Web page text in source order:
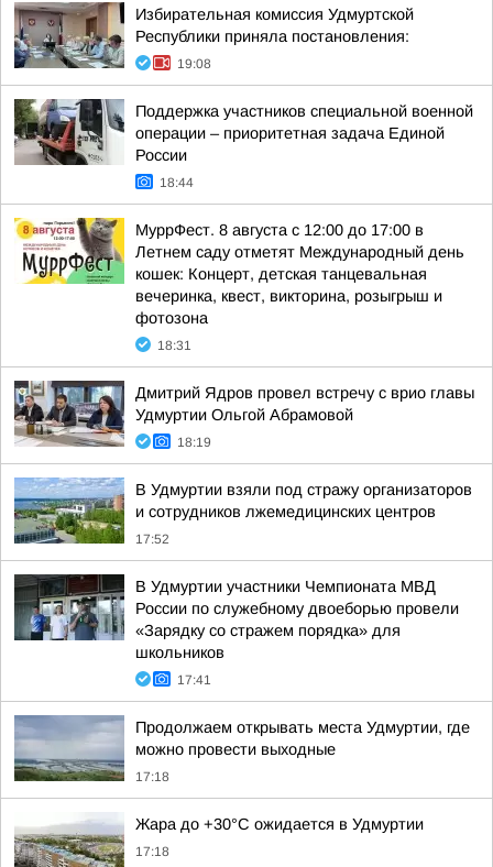
Избирательная комиссия Удмуртской
Республики приняла постановления:
19:08
Поддержка участников специальной военной
операции – приоритетная задача Единой
России
18:44
МуррФест. 8 августа с 12:00 до 17:00 в
Летнем саду отметят Международный день
кошек: Концерт, детская танцевальная
вечеринка, квест, викторина, розыгрыш и
фотозона
18:31
Дмитрий Ядров провел встречу с врио главы
Удмуртии Ольгой Абрамовой
18:19
В Удмуртии взяли под стражу организаторов
и сотрудников лжемедицинских центров
17:52
В Удмуртии участники Чемпионата МВД
России по служебному двоеборью провели
«Зарядку со стражем порядка» для
школьников
17:41
Продолжаем открывать места Удмуртии, где
можно провести выходные
17:18
Жара до +30°С ожидается в Удмуртии
17:18